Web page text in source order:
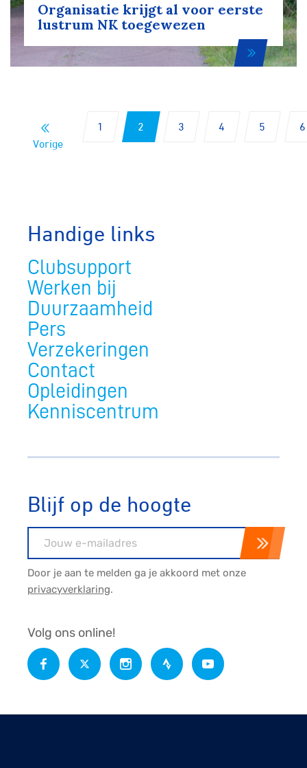
Organisatie krijgt al voor eerste
lustrum NK toegewezen
Vorige
1 2 3 4 5 6
Handige links
Clubsupport
Werken bij
Duurzaamheid
Pers
Verzekeringen
Contact
Opleidingen
Kenniscentrum
Blijf op de hoogte
Door je aan te melden ga je akkoord met onze
privacyverklaring.
Volg ons online!